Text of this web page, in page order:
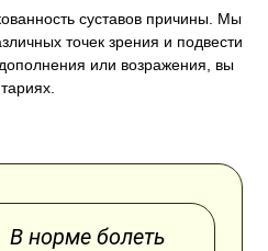
суставов причины. Мы
точек зрения и подвести
или возражения, вы
В норме болеть